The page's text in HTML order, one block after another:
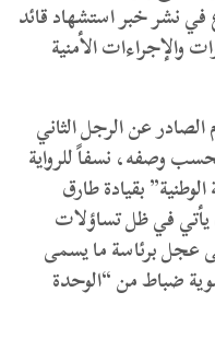
نشر خبر استشهاد قائد
والإجراءات الأمنية
عن الرجل الثاني
وصفه، نسفاً للرواية
بقيادة طارق
في ظل تساؤلات
عجل برئاسة ما يسمى
ضباط من “الوحدة